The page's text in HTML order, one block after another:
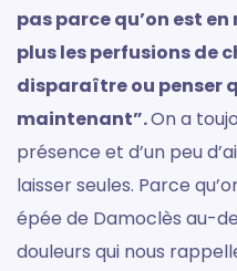
pas parce qu’on est en
plus les perfusions de
disparaître ou penser
maintenant”.On a
présence et d’un peu
laisser seules. Parce
épée de Damoclès au-
douleurs qui nous